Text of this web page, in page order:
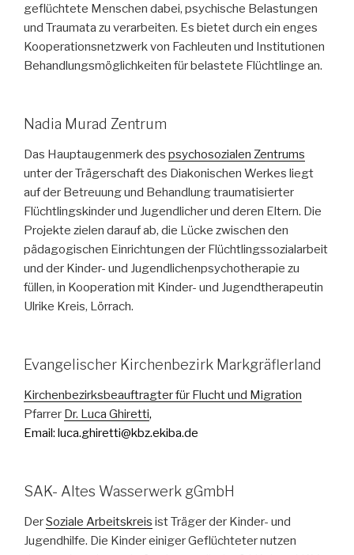
geflüchtete Menschen dabei, psychische Belastungen
und Traumata zu verarbeiten. Es bietet durch ein enges
Kooperationsnetzwerk von Fachleuten und Institutionen
Behandlungsmöglichkeiten für belastete Flüchtlinge an.
Nadia Murad Zentrum
Das Hauptaugenmerk des psychosozialen Zentrums
unter der Trägerschaft des Diakonischen Werkes liegt
auf der Betreuung und Behandlung traumatisierter
Flüchtlingskinder und Jugendlicher und deren Eltern. Die
Projekte zielen darauf ab, die Lücke zwischen den
pädagogischen Einrichtungen der Flüchtlingssozialarbeit
und der Kinder- und Jugendlichenpsychotherapie zu
füllen, in Kooperation mit Kinder- und Jugendtherapeutin
Ulrike Kreis, Lörrach.
Evangelischer Kirchenbezirk Markgräflerland
Kirchenbezirksbeauftragter für Flucht und Migration
Pfarrer Dr. Luca Ghiretti,
Email: luca.ghiretti@kbz.ekiba.de
SAK- Altes Wasserwerk gGmbH
DerSoziale Arbeitskreis ist Träger der Kinder- und
Jugendhilfe. Die Kinder einiger Geflüchteter nutzen